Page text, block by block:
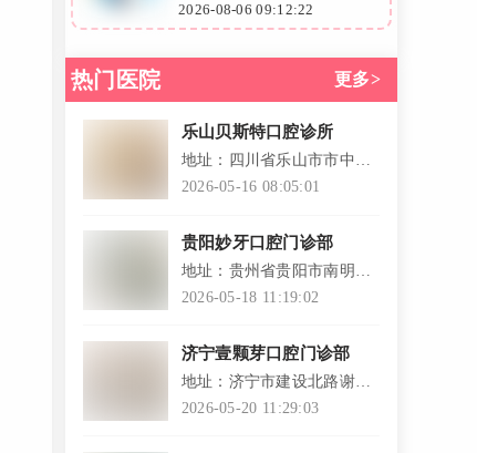
不齐等口腔问题不用愁！衡阳
欧亚协合口腔医院张东旭医
生，擅长多颗种植、穿翼板种
植牙等技术，结合无痛治疗理
念，让您舒适看牙。点击咨
询，轻松预约张医生！
2026-08-06 09:12:22
热门医院 更多>
乐山贝斯特口腔诊所
地址：四川省乐山市市中区
柏杨路中段478号
2026-05-16 08:05:01
贵阳妙牙口腔门诊部
地址：贵州省贵阳市南明区
解放路188号
2026-05-18 11:19:02
济宁壹颗芽口腔门诊部
地址：济宁市建设北路谢营
综合大楼门面房2号和3号
2026-05-20 11:29:03